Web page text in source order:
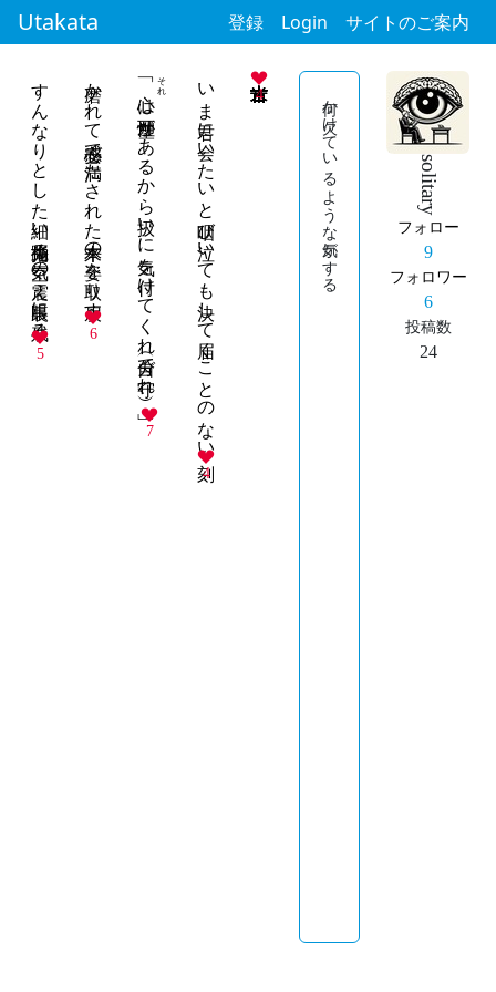
Utakata 登録 Login サイトのご案内
solitary
フォロー
9
フォロワー
6
投稿数
24
何か欠けているような気がする
4
いま君に会いたいと咽び泣いても決して届くことのない刻
4
それ
は可塑性があるから扱いに気を付けてくれ（自分で守れ）。」
7
磨かれて安心感で満たされた本来の姿を取り戻す
6
すんなりとした細い指先踊る空気の震え眼裏に残る
5